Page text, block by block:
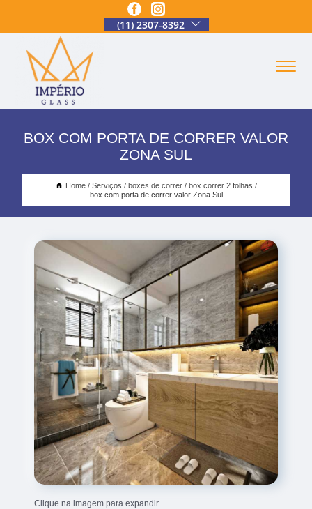
(11) 2307-8392
BOX COM PORTA DE CORRER VALOR
ZONA SUL
Home Serviços boxes de correr
box correr 2 folhas
box com porta de correr valor Zona Sul
Clique na imagem para expandir